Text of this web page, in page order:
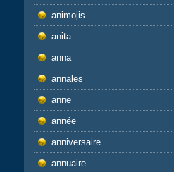
animojis
anita
anna
annales
anne
année
anniversaire
annuaire